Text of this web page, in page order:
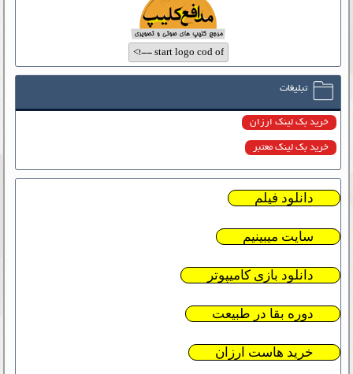
تبلیغات
خرید بک لینک ارزان
خرید بک لینک معتبر
دانلود فیلم
سایت میبینیم
دانلود بازی کامیپوتر
دوره بقا در طبیعت
خرید هاست ارزان